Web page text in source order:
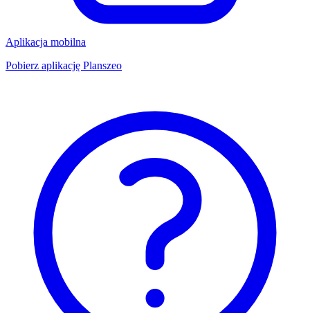
Aplikacja mobilna
Pobierz aplikację Planszeo